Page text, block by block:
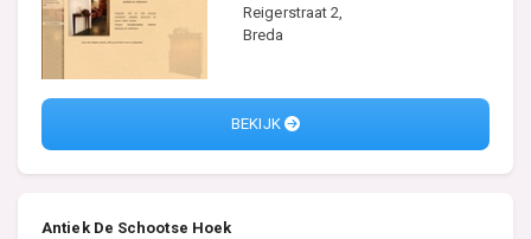
Reigerstraat 2,
Breda
BEKIJK
Antiek De Schootse Hoek